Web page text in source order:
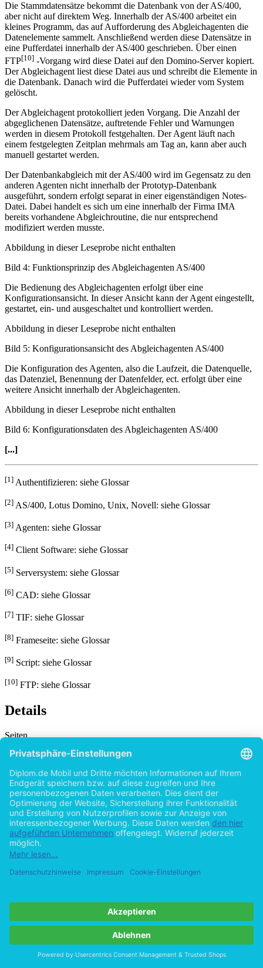
Die Stammdatensätze bekommt die Datenbank von der AS/400,
aber nicht auf direktem Weg. Innerhalb der AS/400 arbeitet ein
kleines Programm, das auf Aufforderung des Abgleichagenten die
Datenelemente sammelt. Anschließend werden diese Datensätze in
eine Pufferdatei innerhalb der AS/400 geschrieben. Über einen
FTP[10] -Vorgang wird diese Datei auf den Domino-Server kopiert.
Der Abgleichagent liest diese Datei aus und schreibt die Elemente in
die Datenbank. Danach wird die Pufferdatei wieder vom System
gelöscht.
Der Abgleichagent protokolliert jeden Vorgang. Die Anzahl der
abgeglichenen Datensätze, auftretende Fehler und Warnungen
werden in diesem Protokoll festgehalten. Der Agent läuft nach
einem festgelegten Zeitplan mehrmals am Tag an, kann aber auch
manuell gestartet werden.
Der Datenbankabgleich mit der AS/400 wird im Gegensatz zu den
anderen Agenten nicht innerhalb der Prototyp-Datenbank
ausgeführt, sondern erfolgt separat in einer eigenständigen Notes-
Datei. Dabei handelt es sich um eine innerhalb der Firma IMA
bereits vorhandene Abgleichroutine, die nur entsprechend
modifiziert werden musste.
Abbildung in dieser Leseprobe nicht enthalten
Bild 4: Funktionsprinzip des Abgleichagenten AS/400
Die Bedienung des Abgleichagenten erfolgt über eine
Konfigurationsansicht. In dieser Ansicht kann der Agent eingestellt,
gestartet, ein- und ausgeschaltet und kontrolliert werden.
Abbildung in dieser Leseprobe nicht enthalten
Bild 5: Konfigurationsansicht des Abgleichagenten AS/400
Die Konfiguration des Agenten, also die Laufzeit, die Datenquelle,
das Datenziel, Benennung der Datenfelder, ect. erfolgt über eine
weitere Ansicht innerhalb der Abgleichagenten.
Abbildung in dieser Leseprobe nicht enthalten
Bild 6: Konfigurationsdaten des Abgleichagenten AS/400
[...]
[1] Authentifizieren: siehe Glossar
[2] AS/400, Lotus Domino, Unix, Novell: siehe Glossar
[3] Agenten: siehe Glossar
[4] Client Software: siehe Glossar
[5] Serversystem: siehe Glossar
[6] CAD: siehe Glossar
[7] TIF: siehe Glossar
[8] Frameseite: siehe Glossar
[9] Script: siehe Glossar
[10] FTP: siehe Glossar
Details
Seiten
Originalausgabe
2003
ISBN (eBook)
9783832479565
ISBN (Paperback)
9783838679563
DOI
10.3239/9783832479565
Dateigröße
Sprache
Fachhochschule Lippe und Höxter in Lemgo – Elektrotechnik
2004 (Mai)
1,0
Schlagworte